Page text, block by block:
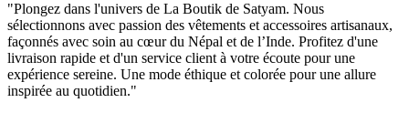
"Plongez dans l'univers de La Boutik de Satyam. Nous
sélectionnons avec passion des vêtements et accessoires artisanaux,
façonnés avec soin au cœur du Népal et de l’Inde. Profitez d'une
livraison rapide et d'un service client à votre écoute pour une
expérience sereine. Une mode éthique et colorée pour une allure
inspirée au quotidien."